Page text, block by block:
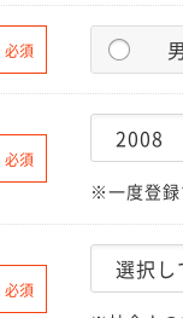
必須
必須
※一度登録
必須